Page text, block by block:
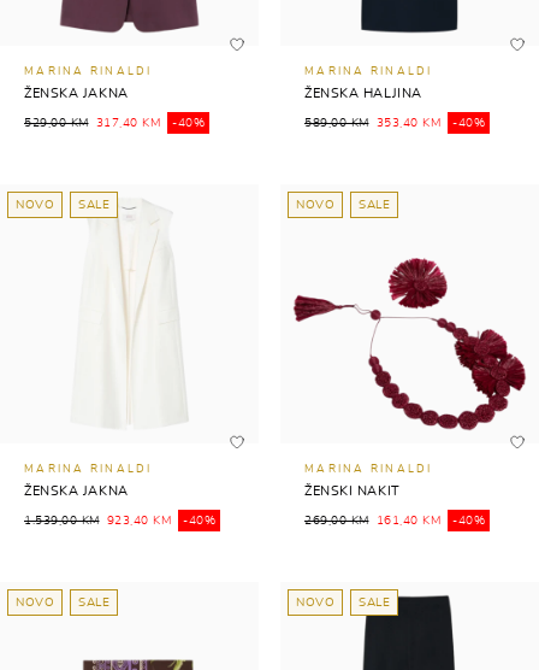
MARINA RINALDI
ŽENSKA JAKNA
529,00 KM 317,40 KM -40%
MARINA RINALDI
ŽENSKA HALJINA
589,00 KM 353,40 KM -40%
NOVO SALE
MARINA RINALDI
ŽENSKA JAKNA
1.539,00 KM 923,40 KM -40%
NOVO SALE
MARINA RINALDI
ŽENSKI NAKIT
269,00 KM 161,40 KM -40%
NOVO SALE NOVO SALE